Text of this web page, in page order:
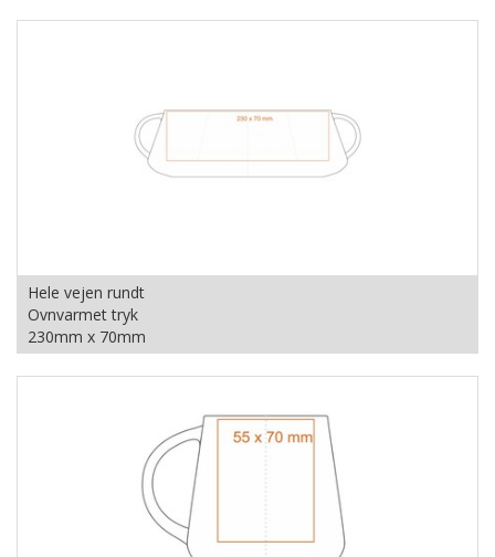
Hele vejen rundt
Ovnvarmet tryk
230mm x 70mm